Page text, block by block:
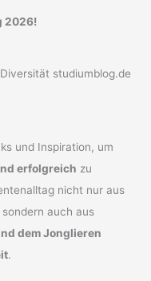
2026!
und Inspiration, um
erfolgreich zu
nicht nur aus
auch aus
dem Jonglieren
.